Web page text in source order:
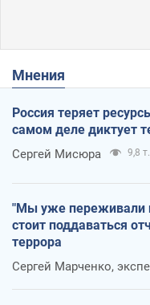
Мнения
Россия теряет
самом деле диктует
Сергей Мисюра 9,8 т.
"Мы уже переживали
стоит поддаваться
террора
Сергей Марченко,